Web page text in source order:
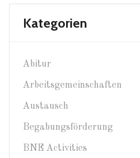
Kategorien
Abitur
Arbeitsgemeinschaften
Austausch
Begabungsförderung
BNE Activities